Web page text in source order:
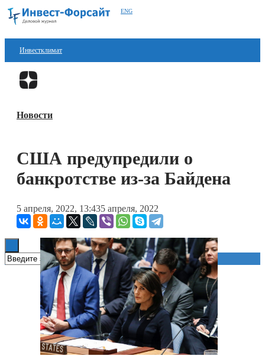
ENG
Инвестклимат
Финансы
Блокчейн
Книги
Новости
США предупредили о
банкротстве из-за Байдена
5 апреля, 2022, 13:435 апреля, 2022